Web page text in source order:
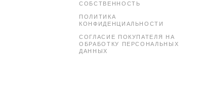
СОБСТВЕННОСТЬ
ПОЛИТИКА
КОНФИДЕНЦИАЛЬНОСТИ
СОГЛАСИЕ ПОКУПАТЕЛЯ НА
ОБРАБОТКУ ПЕРСОНАЛЬНЫХ
ДАННЫХ